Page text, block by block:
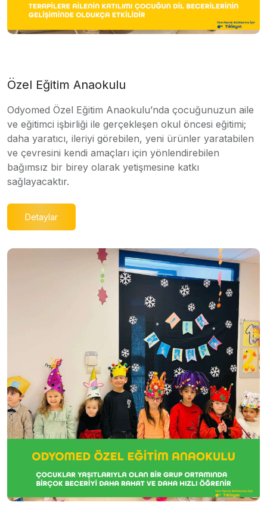
Özel Eğitim Anaokulu
Odyomed Özel Eğitim Anaokulu’nda çocuğunuzun aile
ve eğitimci işbirliği ile gerçekleşen okul öncesi eğitimi;
daha yaratıcı, ileriyi görebilen, yeni ürünler yaratabilen
ve çevresini kendi amaçları için yönlendirebilen
bağımsız bir birey olarak yetişmesine katkı
sağlayacaktır.
Detaylar